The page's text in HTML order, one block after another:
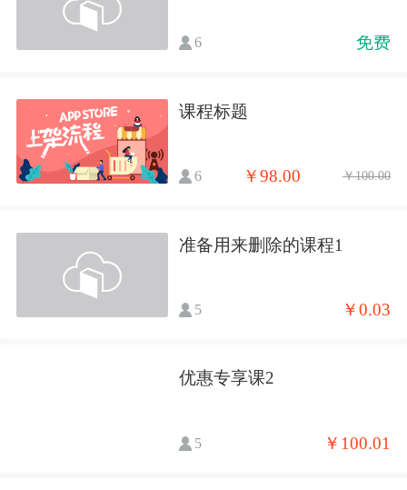
6 免费
课程标题
6 ￥98.00 ￥100.00
准备用来删除的课程1
5 ￥0.03
优惠专享课2
5 ￥100.01